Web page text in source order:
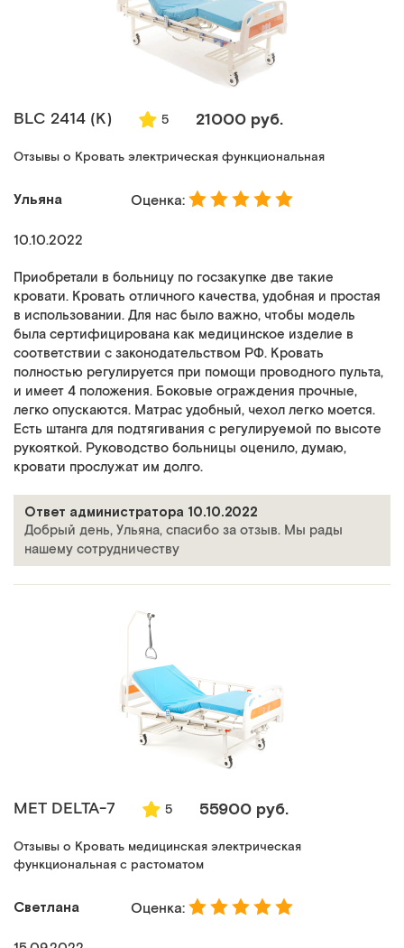
BLC 2414 (K) 5 21000 руб.
Отзывы о Кровать электрическая функциональная
Ульяна Оценка:
10.10.2022
Приобретали в больницу по госзакупке две такие
кровати. Кровать отличного качества, удобная и простая
в использовании. Для нас было важно, чтобы модель
была сертифицирована как медицинское изделие в
соответствии с законодательством РФ. Кровать
полностью регулируется при помощи проводного пульта,
и имеет 4 положения. Боковые ограждения прочные,
легко опускаются. Матрас удобный, чехол легко моется.
Есть штанга для подтягивания с регулируемой по высоте
рукояткой. Руководство больницы оценило, думаю,
кровати прослужат им долго.
Ответ администратора 10.10.2022
Добрый день, Ульяна, спасибо за отзыв. Мы рады
нашему сотрудничеству
MET DELTA-7 5 55900 руб.
Отзывы о Кровать медицинская электрическая
функциональная с растоматом
Светлана Оценка: